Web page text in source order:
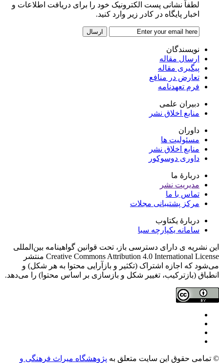
لطفاً نشانی پست الکترونیک خود را برای دریافت اطلاعات و
اخبار پایگاه در کادر زیر وارد کنید.
نویسندگان
ارسال مقاله
پیگیری مقاله
تعارض در منافع
فرم تعهدنامه
دبیران علمی
منابع اخلاق نشر
داوران
مسئولیت ها
منابع اخلاق نشر
داوری دوسوکور
دربارۀ ما
مدیریت نشر
تماس با ما
مرکز پشتیبانی مجلات
دربارۀ یکتاوب
سامانه یکپارچه سبا
نشریه ی دارای دسترسی باز، تحت قوانین گواهینامه بین‌المللی
Creative Commons Attribution 4.0 International License منتشر
که اجازه اشتراک (تکثیر و بازآرایی محتوا به هر شکل) و
(بازترکیب، تغییر شکل و بازسازی بر اساس محتوا) را می‌دهد.
تمامی حقوق این سایت متعلق بهپژوهشگاه میراث فرهنگی و